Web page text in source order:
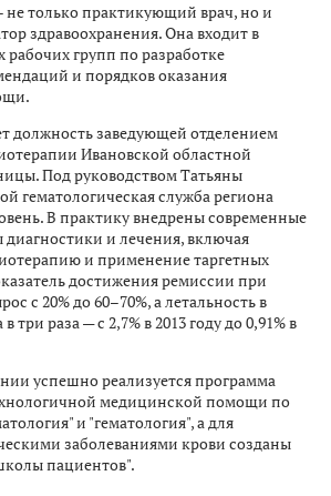
не только практикующий врач, но и
здравоохранения. Она входит в
рабочих групп по разработке
и порядков оказания
должность заведующей отделением
Ивановской областной
Под руководством Татьяны
гематологическая служба региона
В практику внедрены современные
и лечения, включая
и применение таргетных
достижения ремиссии при
с 20% до 60–70%, а летальность в
три раза — с 2,7% в 2013 году до 0,91% в
успешно реализуется программа
медицинской помощи по
и "гематология", а для
заболеваниями крови созданы
пациентов".